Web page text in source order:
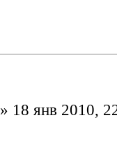
» 18 янв 2010,